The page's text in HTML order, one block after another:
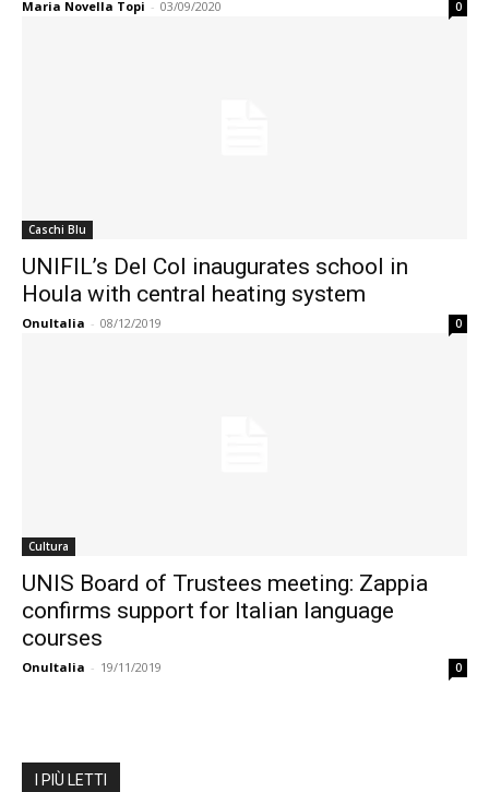
Maria Novella Topi - 03/09/2020 0
Caschi Blu
UNIFIL’s Del Col inaugurates school in
Houla with central heating system
OnuItalia - 08/12/2019 0
Cultura
UNIS Board of Trustees meeting: Zappia
confirms support for Italian language
courses
OnuItalia - 19/11/2019 0
I PIÙ LETTI